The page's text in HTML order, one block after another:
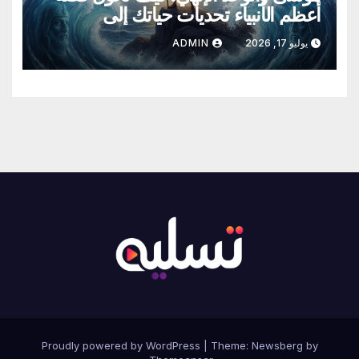
أعظم الأنبياء تحديات حياتك إلى
انتصارات خالدة
يوليو 17, 2026 ADMIN
Proudly powered by WordPress Theme: Newsberg by